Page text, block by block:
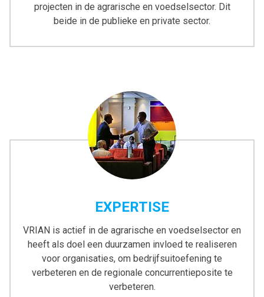
projecten in de agrarische en voedselsector. Dit
beide in de publieke en private sector.
EXPERTISE
VRIAN is actief in de agrarische en voedselsector en
heeft als doel een duurzamen invloed te realiseren
voor organisaties, om bedrijfsuitoefening te
verbeteren en de regionale concurrentieposite te
verbeteren.